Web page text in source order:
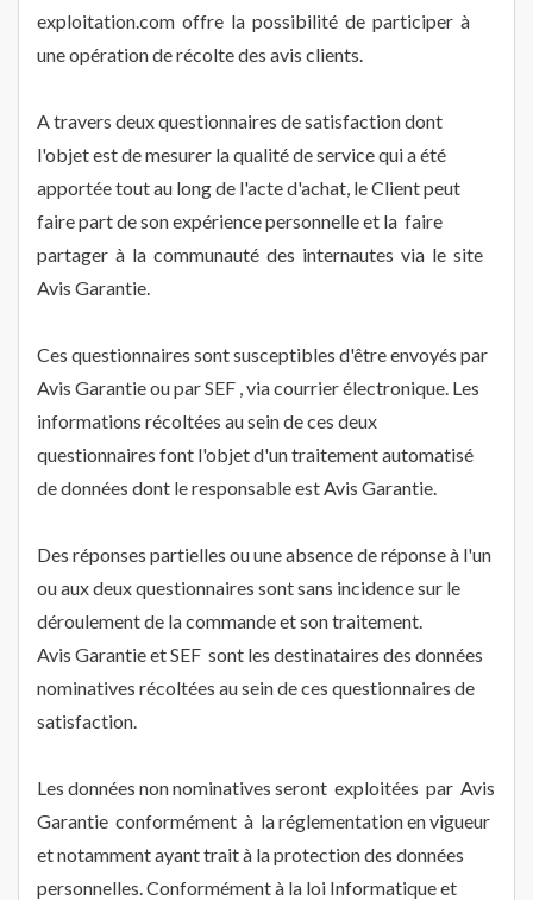
exploitation.com offre la possibilité de participer à
une opération de récolte des avis clients.
A travers deux questionnaires de satisfaction dont
l'objet est de mesurer la qualité de service qui a été
apportée tout au long de l'acte d'achat, le Client peut
faire part de son expérience personnelle et la faire
partager à la communauté des internautes via le site
Avis Garantie.
Ces questionnaires sont susceptibles d'être envoyés par
Avis Garantie ou par SEF , via courrier électronique. Les
informations récoltées au sein de ces deux
questionnaires font l'objet d'un traitement automatisé
de données dont le responsable est Avis Garantie.
Des réponses partielles ou une absence de réponse à l'un
ou aux deux questionnaires sont sans incidence sur le
déroulement de la commande et son traitement.
Avis Garantie et SEF sont les destinataires des données
nominatives récoltées au sein de ces questionnaires de
satisfaction.
Les données non nominatives seront exploitées par Avis
Garantie conformément à la réglementation en vigueur
et notamment ayant trait à la protection des données
personnelles. Conformément à la loi Informatique et